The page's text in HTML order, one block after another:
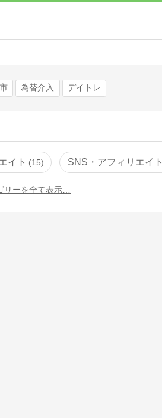
為替介入 デイトレ
イト 15 SNS・アフィリエイト
リーを全て表示…